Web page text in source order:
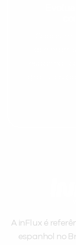
A inFlux é
espanhol no